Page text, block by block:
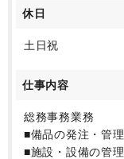
休日
土日祝
仕事内容
総務事務業務
■備品の発注・管理
■施設・設備の管理